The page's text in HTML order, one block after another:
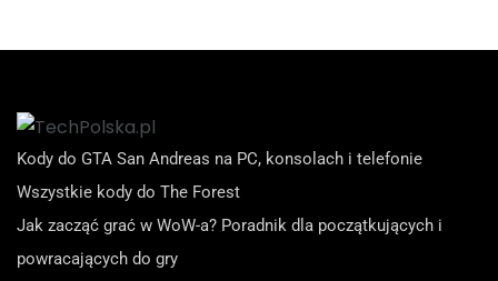
Kody do GTA San Andreas na PC, konsolach i telefonie
Wszystkie kody do The Forest
Jak zacząć grać w WoW-a? Poradnik dla początkujących i
powracających do gry